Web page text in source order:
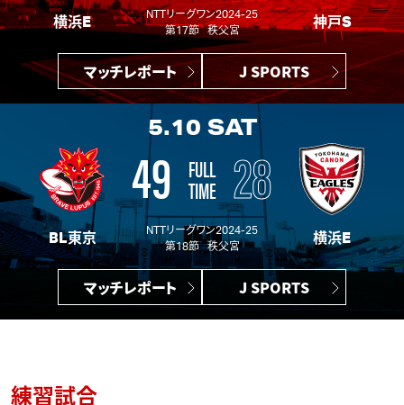
横浜E
NTTリーグワン2024-25
第17節 秩父宮
神戸S
マッチレポート J SPORTS
5.10 SAT
49 FULL
TIME 28
BL東京
NTTリーグワン2024-25
第18節 秩父宮
横浜E
マッチレポート J SPORTS
練習試合